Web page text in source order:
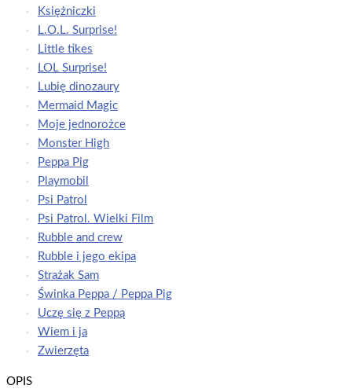
Księżniczki
L.O.L. Surprise!
Little tikes
LOL Surprise!
Lubię dinozaury
Mermaid Magic
Moje jednorożce
Monster High
Peppa Pig
Playmobil
Psi Patrol
Psi Patrol. Wielki Film
Rubble and crew
Rubble i jego ekipa
Strażak Sam
Świnka Peppa / Peppa Pig
Uczę się z Peppą
Wiem i ja
Zwierzęta
OPIS